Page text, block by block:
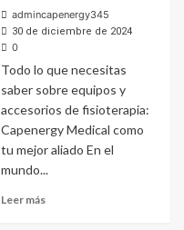
admincapenergy345
30 de diciembre de 2024
0
Todo lo que necesitas
saber sobre equipos y
accesorios de fisioterapia:
Capenergy Medical como
tu mejor aliado En el
mundo...
Leer más